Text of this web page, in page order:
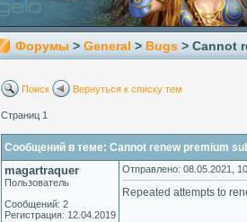
Форумы > General > Bugs > Cannot
Поиск Вернуться к списку тем
Страниц 1
Сообщений в теме: Cannot renew premium
magartraquer
Пользователь
Сообщений: 2
Регистрация: 12.04.2019
Отправлено: 08.05.2021,
Repeated attempts to